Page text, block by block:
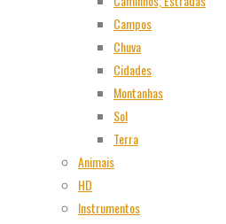
Campos
Chuva
Cidades
Montanhas
Sol
Terra
Animais
HD
Instrumentos